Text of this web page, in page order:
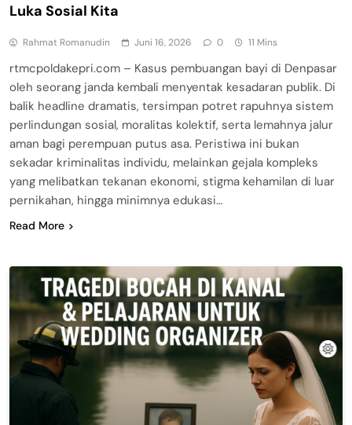
Luka Sosial Kita
Rahmat Romanudin Juni 16, 2026 0 11 Mins
rtmcpoldakepri.com – Kasus pembuangan bayi di Denpasar
oleh seorang janda kembali menyentak kesadaran publik. Di
balik headline dramatis, tersimpan potret rapuhnya sistem
perlindungan sosial, moralitas kolektif, serta lemahnya jalur
aman bagi perempuan putus asa. Peristiwa ini bukan
sekadar kriminalitas individu, melainkan gejala kompleks
yang melibatkan tekanan ekonomi, stigma kehamilan di luar
pernikahan, hingga minimnya edukasi…
Read More